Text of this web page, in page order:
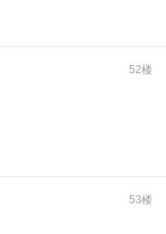
52楼
53楼